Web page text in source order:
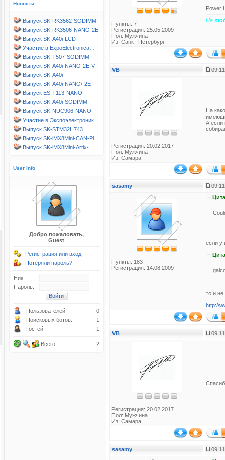
Новости
Выпуск SK-RK3562-SODIMM
Выпуск SK-RK3506-NANO-2E
Выпуск SK-A40i-LCD
Участие в ExpoElectronica…
Выпуск SK-T507-SODIMM
Выпуск SK-A40i-NANO-2E-V
Выпуск SK-A40i
Выпуск SK-A40i-NANO/-2E
Выпуск ES-T113-NANO
Выпуск SK-A40i-SODIMM
Выпуск SK-NUC906-NANO
Участие в Экспоэлектроник…
Выпуск SK-STM32H743
Выпуск SK-iMX8Mini-CAN-Pl…
Выпуск SK-iMX8Mini-Artix-…
User Info
Добро пожаловать,
Guest
Регистрация или вход
Потеряли пароль?
Ник:
Пароль:
Пользователей:
0
Поисковых ботов:
1
Гостей:
1
Всего: 2
Пункты: 7
Регистрация: 25.05.2009
Пол: Мужчина
Из: Санкт-Петербург
Power
На
VB
Регистрация: 20.02.2017
Пол: Мужчина
Из: Самара
На
А если
sasamy
Пункты: 183
Регистрация: 14.08.2009
если у
то и не
http://
VB
Регистрация: 20.02.2017
Пол: Мужчина
Из: Самара
sasamy